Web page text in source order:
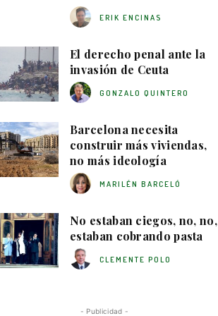
ERIK ENCINAS
El derecho penal ante la
invasión de Ceuta
GONZALO QUINTERO
Barcelona necesita
construir más viviendas,
no más ideología
MARILÉN BARCELÓ
No estaban ciegos, no, no,
estaban cobrando pasta
CLEMENTE POLO
- Publicidad -